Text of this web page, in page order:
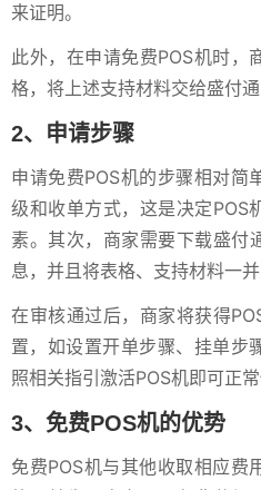
来证明。
此外，在申请免费POS机时，
格，将上述支持材料交给盛付通
2、申请步骤
申请免费POS机的步骤相对简
级和收单方式，这是决定POS
素。其次，商家需要下载盛付
息，并且将表格、支持材料一
在审核通过后，商家将获得
置，如设置开单步骤、挂单步
照相关指引激活POS机即可正常
3、免费POS机的优势
免费POS机与其他收取相应费